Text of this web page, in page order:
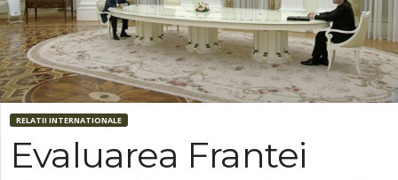
RELATII INTERNATIONALE
Evaluarea Frantei